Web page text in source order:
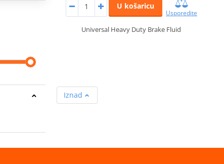
U košaricu
Usporedite
Universal Heavy Duty Brake Fluid
Iznad